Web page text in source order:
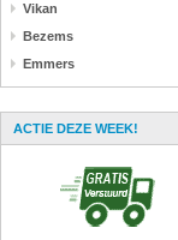
Vikan
Bezems
Emmers
ACTIE DEZE WEEK!